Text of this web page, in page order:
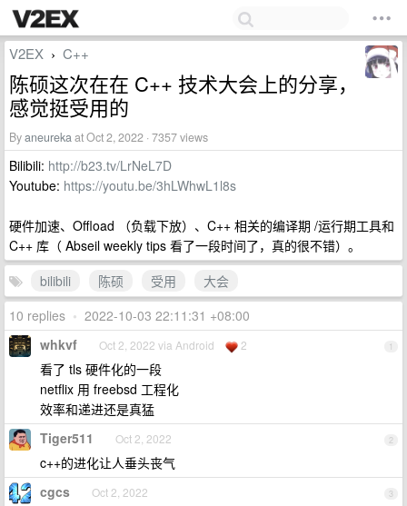
V2EX › C++
陈硕这次在在 C++ 技术大会上的分享，
感觉挺受用的
Byaneurekaat Oct 2, 2022 · 7357 views
Bilibili: http://b23.tv/LrNeL7D
Youtube: https://youtu.be/3hLWhwL1l8s
硬件加速、Offload （负载下放）、C++ 相关的编译期 /运行期工具和
C++ 库（ Abseil weekly tips 看了一段时间了，真的很不错）。
bilibili
陈硕 受用
大会
10 replies • 2022-10-03 22:11:31 +08:00
1
whkvf Oct 2, 2022 via Android 2
看了 tls 硬件化的一段
netflix 用 freebsd 工程化
效率和递进还是真猛
2
Tiger511 Oct 2, 2022
c++的进化让人垂头丧气
3
cgcs Oct 2, 2022